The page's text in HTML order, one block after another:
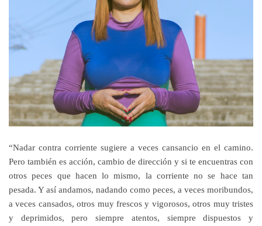
“Nadar contra corriente sugiere a veces cansancio en el camino.
Pero también es acción, cambio de dirección y si te encuentras con
otros peces que hacen lo mismo, la corriente no se hace tan
pesada. Y así andamos, nadando como peces, a veces moribundos,
a veces cansados, otros muy frescos y vigorosos, otros muy tristes
y deprimidos, pero siempre atentos, siempre dispuestos y